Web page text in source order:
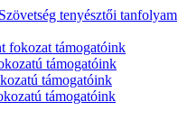
tenyésztői tanfolyam
fokozat támogatóink
támogatóink
támogatóink
támogatóink